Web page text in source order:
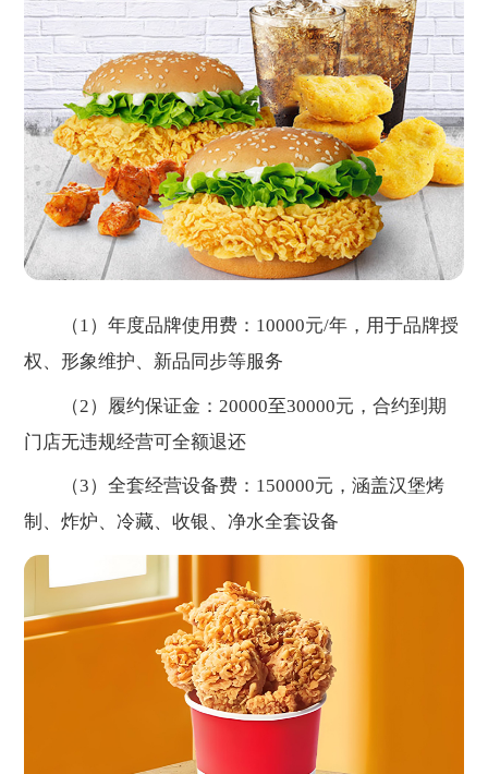
（1）年度品牌使用费：10000元/年，用于品牌授
权、形象维护、新品同步等服务
（2）履约保证金：20000至30000元，合约到期
门店无违规经营可全额退还
（3）全套经营设备费：150000元，涵盖汉堡烤
制、炸炉、冷藏、收银、净水全套设备